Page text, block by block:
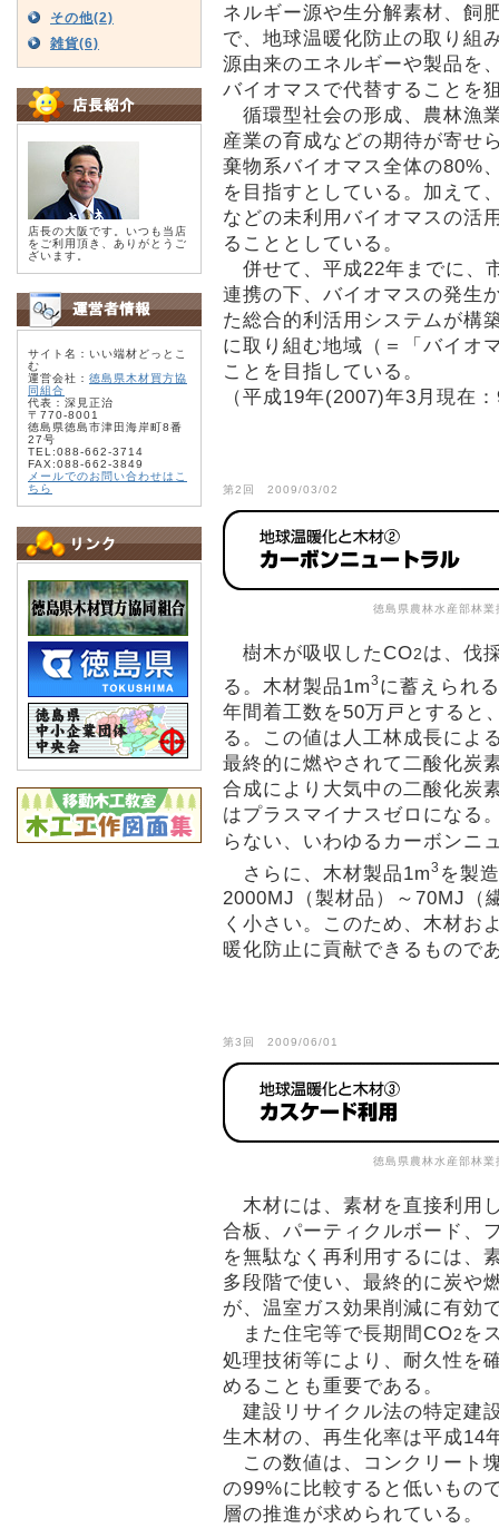
その他(2)
雑貨(6)
店長の大阪です。いつも当店
をご利用頂き、ありがとうご
ざいます。
サイト名：いい端材どっとこ
む
運営会社： 徳島県木材買方協
同組合
代表：深見正治
〒770-8001
徳島県徳島市津田海岸町8番
27号
TEL:088-662-3714
FAX:088-662-3849
メールでのお問い合わせはこ
ちら
ネルギー源や生分解素材、飼
で、地球温暖化防止の取り組
源由来のエネルギーや製品を
バイオマスで代替することを
循環型社会の形成、農林漁
産業の育成などの期待が寄せ
棄物系バイオマス全体の80%
を目指すとしている。加えて
などの未利用バイオマスの活
ることとしている。
併せて、平成22年までに、
連携の下、バイオマスの発生
た総合的利活用システムが構
に取り組む地域（＝「バイオ
ことを目指している。
（平成19年(2007)年3月現在
第2回 2009/03/02
徳島県農林水産部林
樹木が吸収したCO2は、伐
る。木材製品1m3 に蓄えられ
年間着工数を50万戸とすると
る。この値は人工林成長によ
最終的に燃やされて二酸化炭
合成により大気中の二酸化炭
はプラスマイナスゼロになる
らない、いわゆるカーボンニ
さらに、木材製品1m3 を製
2000MJ（製材品）～70MJ（
く小さい。このため、木材お
暖化防止に貢献できるもので
第3回 2009/06/01
徳島県農林水産部林
木材には、素材を直接利用
合板、パーティクルボード、
を無駄なく再利用するには、
多段階で使い、最終的に炭や
が、温室ガス効果削減に有効
また住宅等で長期間CO2 を
処理技術等により、耐久性を
めることも重要である。
建設リサイクル法の特定建
生木材の、再生化率は平成14
この数値は、コンクリート
の99%に比較すると低いもの
層の推進が求められている。